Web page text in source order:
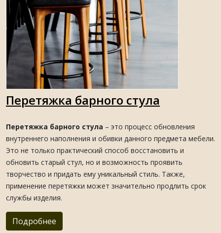
Перетяжка барного стула
Перетяжка барного стула – это процесс обновления
внутреннего наполнения и обивки данного предмета мебели.
Это не только практический способ восстановить и
обновить старый стул, но и возможность проявить
творчество и придать ему уникальный стиль. Также,
применение перетяжки может значительно продлить срок
службы изделия.
Подробнее